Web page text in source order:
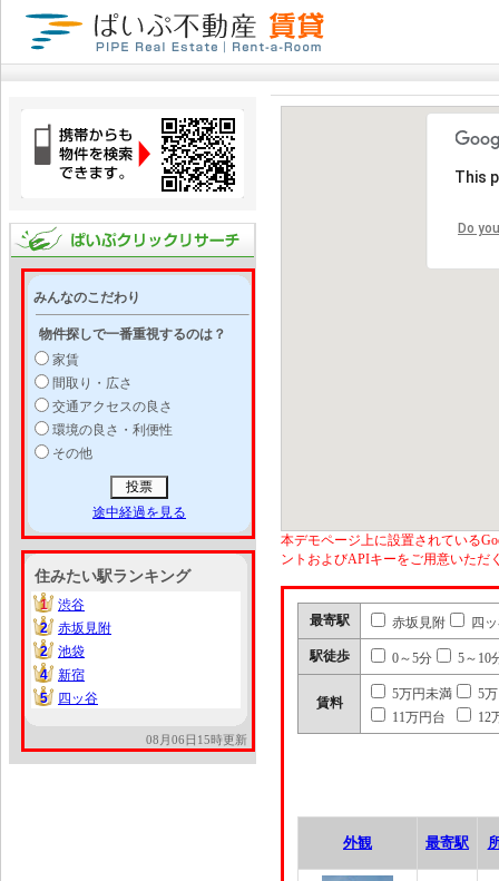
みんなのこだわり
物件探しで一番重視するのは？
家賃
間取り・広さ
交通アクセスの良さ
環境の良さ・利便性
その他
途中経過を見る
住みたい駅ランキング
1
1
渋谷
2
2
赤坂見附
2
2
池袋
4
4
新宿
5
5 四ッ谷
08月06日15時更新
This
Do
本デモページ上に設置されている
ントおよびAPIキーをご用意いただ
最寄駅 赤坂見附 四
駅徒歩 0～5分 5～10
賃料
5万円未満
5
11万円台
12
外観 最寄駅